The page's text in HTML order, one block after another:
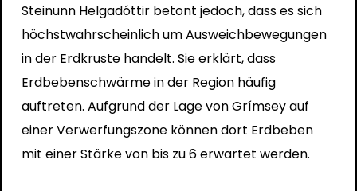
Steinunn Helgadóttir betont jedoch, dass es sich
höchstwahrscheinlich um Ausweichbewegungen
in der Erdkruste handelt. Sie erklärt, dass
Erdbebenschwärme in der Region häufig
auftreten. Aufgrund der Lage von Grímsey auf
einer Verwerfungszone können dort Erdbeben
mit einer Stärke von bis zu 6 erwartet werden.